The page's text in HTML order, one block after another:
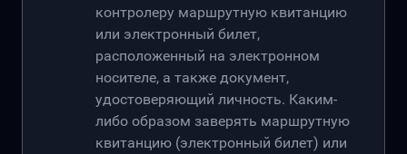
контролеру маршрутную квитанцию
или электронный билет,
расположенный на электронном
носителе, а также документ,
удостоверяющий личность. Каким-
либо образом заверять маршрутную
квитанцию (электронный билет) или